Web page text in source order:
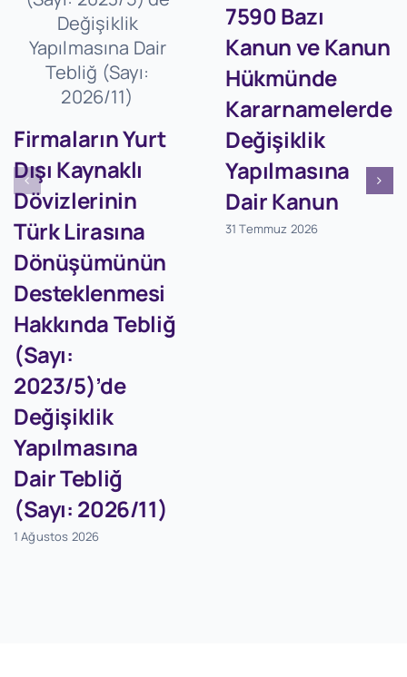
Firmaların Yurt
Dışı Kaynaklı
Dövizlerinin
Türk Lirasına
Dönüşümünün
Desteklenmesi
Hakkında Tebliğ
(Sayı:
2023/5)’de
Değişiklik
Yapılmasına
Dair Tebliğ
(Sayı: 2026/11)
1 Ağustos 2026
7590 Bazı
Kanun ve Kanun
Hükmünde
Kararnamelerde
Değişiklik
Yapılmasına
Dair Kanun
31 Temmuz 2026